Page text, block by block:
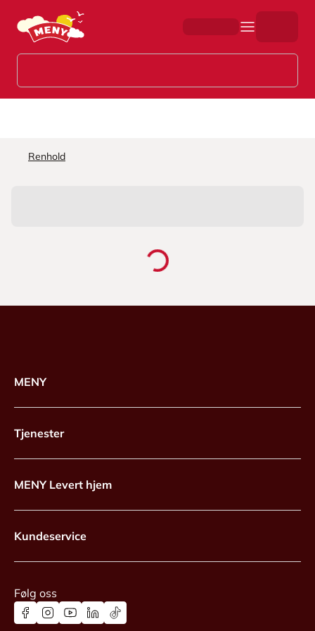
Hopp til hovedinnhold
Renhold
MENY
Tjenester
MENY Levert hjem
Kundeservice
Følg oss